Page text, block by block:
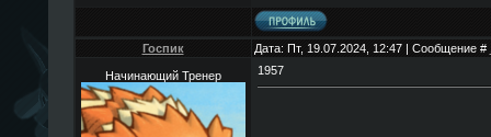
Госпик Дата: Пт, 19.07.2024, 12:47 | Сообщение #
Начинающий Тренер 1957